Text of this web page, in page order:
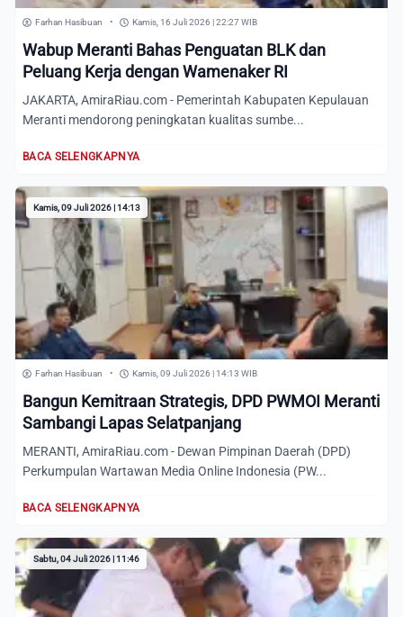
Farhan Hasibuan • Kamis, 16 Juli 2026 | 22:27 WIB
Wabup Meranti Bahas Penguatan BLK dan
Peluang Kerja dengan Wamenaker RI
JAKARTA, AmiraRiau.com - Pemerintah Kabupaten Kepulauan
Meranti mendorong peningkatan kualitas sumbe...
BACA SELENGKAPNYA
Kamis, 09 Juli 2026 | 14:13
Farhan Hasibuan • Kamis, 09 Juli 2026 | 14:13 WIB
Bangun Kemitraan Strategis, DPD PWMOI Meranti
Sambangi Lapas Selatpanjang
MERANTI, AmiraRiau.com - Dewan Pimpinan Daerah (DPD)
Perkumpulan Wartawan Media Online Indonesia (PW...
BACA SELENGKAPNYA
Sabtu, 04 Juli 2026 | 11:46